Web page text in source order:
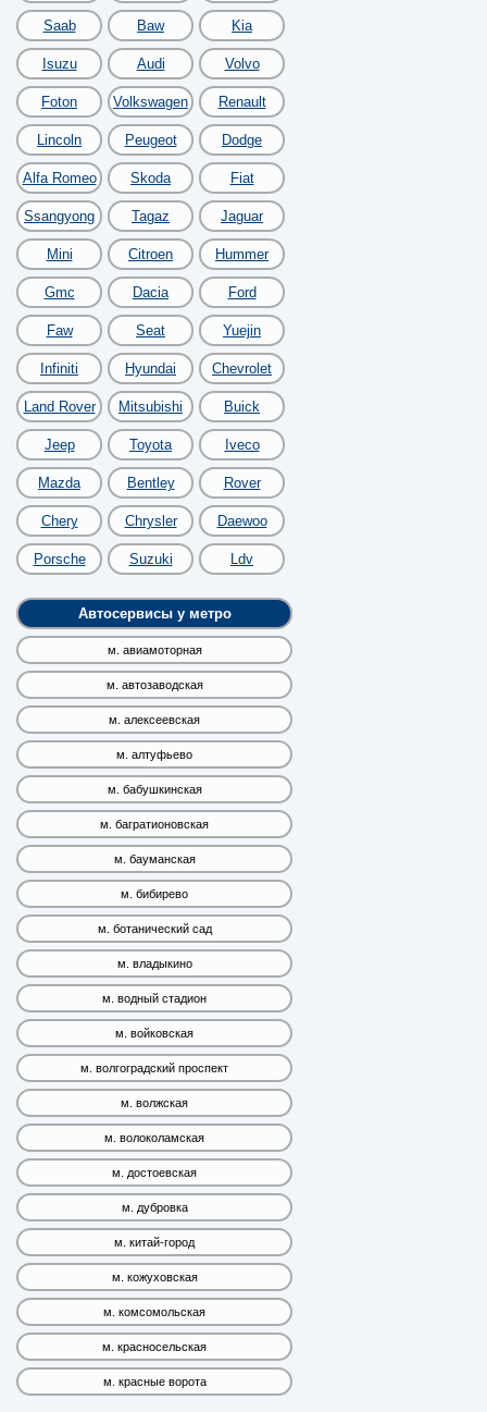
Saab Baw Kia
Isuzu Audi Volvo
Foton Volkswagen Renault
Lincoln Peugeot Dodge
Alfa Romeo Skoda Fiat
Ssangyong Tagaz Jaguar
Mini Citroen Hummer
Gmc Dacia Ford
Faw Seat Yuejin
Infiniti Hyundai Chevrolet
Land Rover Mitsubishi Buick
Jeep Toyota Iveco
Mazda Bentley Rover
Chery Chrysler Daewoo
Porsche Suzuki Ldv
Автосервисы у метро
м. авиамоторная
м. автозаводская
м. алексеевская
м. алтуфьево
м. бабушкинская
м. багратионовская
м. бауманская
м. бибирево
м. ботанический сад
м. владыкино
м. водный стадион
м. войковская
м. волгоградский проспект
м. волжская
м. волоколамская
м. достоевская
м. дубровка
м. китай-город
м. кожуховская
м. комсомольская
м. красносельская
м. красные ворота